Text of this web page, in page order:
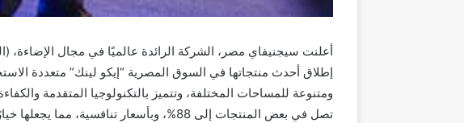
أعلنت سيجنيفاي مصر، الشركة الرائدة عالميًا في مجال الإضاءة،
إطلاق أحدث منتجاتها في السوق المصرية “إيكو لينك” متعددة
ومتنوعة للمساحات المختلفة، وتتميز بالتكنولوجيا المتقدمة
تصل في بعض المنتجات إلى 88%، وبأسعار تنافسية،